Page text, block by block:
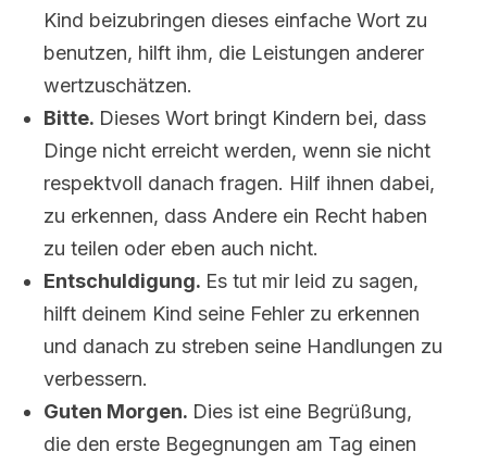
Kind beizubringen dieses einfache Wort zu
benutzen, hilft ihm, die Leistungen anderer
wertzuschätzen.
Bitte. Dieses Wort bringt Kindern bei, dass
Dinge nicht erreicht werden, wenn sie nicht
respektvoll danach fragen. Hilf ihnen dabei,
zu erkennen, dass Andere ein Recht haben
zu teilen oder eben auch nicht.
Entschuldigung. Es tut mir leid zu sagen,
hilft deinem Kind seine Fehler zu erkennen
und danach zu streben seine Handlungen zu
verbessern.
Guten Morgen. Dies ist eine Begrüßung,
die den erste Begegnungen am Tag einen